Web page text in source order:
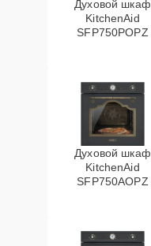
Духовой шкаф
KitchenAid
SFP750POPZ
Духовой шкаф
KitchenAid
SFP750AOPZ